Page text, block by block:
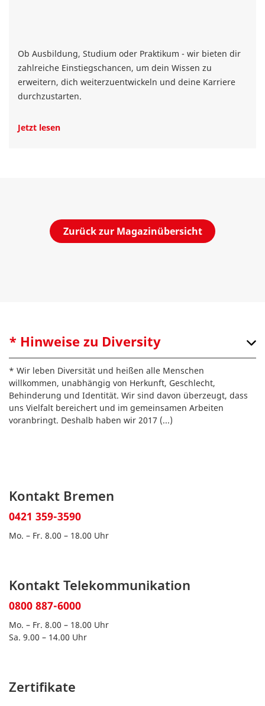
Ob Ausbildung, Studium oder Praktikum - wir bieten dir
zahlreiche Einstiegschancen, um dein Wissen zu
erweitern, dich weiterzuentwickeln und deine Karriere
durchzustarten.
Jetzt lesen
Zurück zur Magazinübersicht
* Hinweise zu Diversity
* Wir leben Diversität und heißen alle Menschen
willkommen, unabhängig von Herkunft, Geschlecht,
Behinderung und Identität. Wir sind davon überzeugt, dass
uns Vielfalt bereichert und im gemeinsamen Arbeiten
voranbringt. Deshalb haben wir 2017 (...)
Kontakt Bremen
0421 359-3590
Mo. – Fr. 8.00 – 18.00 Uhr
Kontakt Telekommunikation
0800 887-6000
Mo. – Fr. 8.00 – 18.00 Uhr
Sa. 9.00 – 14.00 Uhr
Zertifikate